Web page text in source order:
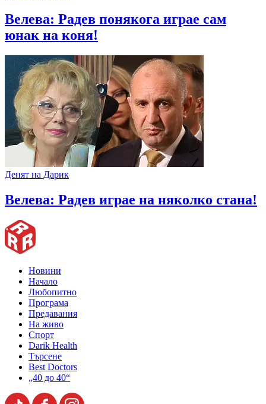
Велева: Радев понякога играе сам
юнак на коня!
Денят на Дарик
Велева: Радев играе на няколко стана!
Новини
Начало
Любопитно
Програма
Предавания
На живо
Спорт
Darik Health
Търсене
Best Doctors
„40 до 40“